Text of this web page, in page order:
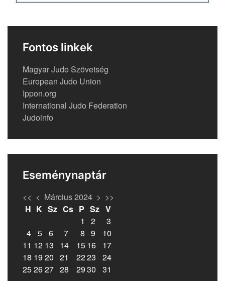
Fontos linkek
Magyar Judo Szövetség
European Judo Union
Ippon.org
International Judo Federation
Judoinfo
Eseménynaptár
<< < Március 2024 > >>
H K Sz Cs P Sz V
1
2
3
4 5 6 7 8 9
10
11 12 13 14 1516
17
18 19 20 21 2223
24
252627 28 2930 31